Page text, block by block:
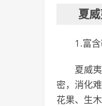
夏
1.富
夏威
密，消化
花果、生